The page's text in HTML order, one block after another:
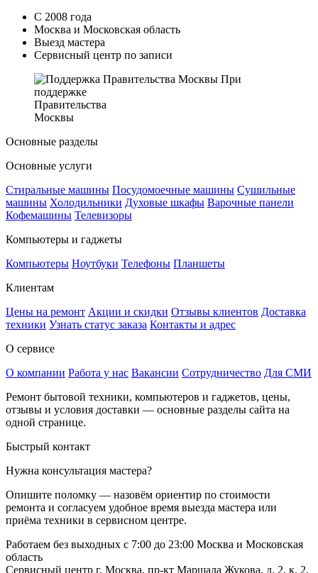
С 2008 года
Москва и Московская область
Выезд мастера
Сервисный центр по записи
При
поддержке
Правительства
Москвы
Основные разделы
Основные услуги
Стиральные машины Посудомоечные машины Сушильные
машины Холодильники Духовые шкафы Варочные панели
Кофемашины Телевизоры
Компьютеры и гаджеты
Компьютеры Ноутбуки Телефоны Планшеты
Клиентам
Цены на ремонт Акции и скидки Отзывы клиентов Доставка
техники Узнать статус заказа Контакты и адрес
О сервисе
О компании Работа у нас Вакансии Сотрудничество Для СМИ
Ремонт бытовой техники, компьютеров и гаджетов, цены,
отзывы и условия доставки — основные разделы сайта на
одной странице.
Быстрый контакт
Нужна консультация мастера?
Опишите поломку — назовём ориентир по стоимости
ремонта и согласуем удобное время выезда мастера или
приёма техники в сервисном центре.
Работаем без выходных с 7:00 до 23:00 Москва и Московская
область
Сервисный центр г. Москва, пр-кт Маршала Жукова, д. 2, к. 2,